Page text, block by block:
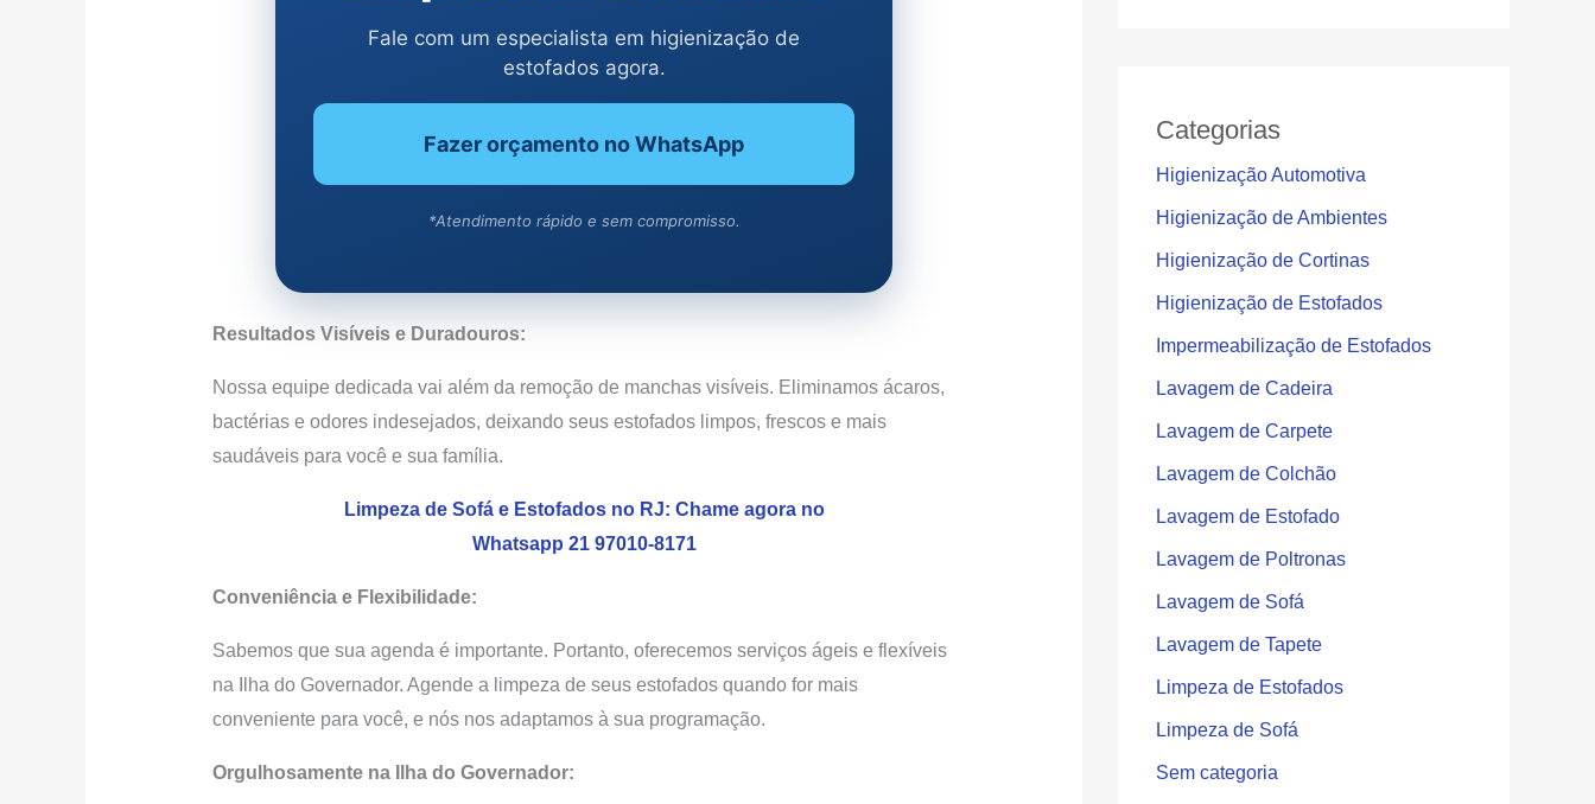
Fale com um especialista em higienização de
estofados agora.
Fazer orçamento no WhatsApp
*Atendimento rápido e sem compromisso.
Resultados Visíveis e Duradouros:
Nossa equipe dedicada vai além da remoção de manchas visíveis. Eliminamos ácaros,
bactérias e odores indesejados, deixando seus estofados limpos, frescos e mais
saudáveis para você e sua família.
Limpeza de Sofá e Estofados no RJ: Chame agora no
Whatsapp 21 97010-8171
Conveniência e Flexibilidade:
Sabemos que sua agenda é importante. Portanto, oferecemos serviços ágeis e flexíveis
na Ilha do Governador. Agende a limpeza de seus estofados quando for mais
conveniente para você, e nós nos adaptamos à sua programação.
Orgulhosamente na Ilha do Governador:
Categorias
Higienização Automotiva
Higienização de Ambientes
Higienização de Cortinas
Higienização de Estofados
Impermeabilização de Estofados
Lavagem de Cadeira
Lavagem de Carpete
Lavagem de Colchão
Lavagem de Estofado
Lavagem de Poltronas
Lavagem de Sofá
Lavagem de Tapete
Limpeza de Estofados
Limpeza de Sofá
Sem categoria